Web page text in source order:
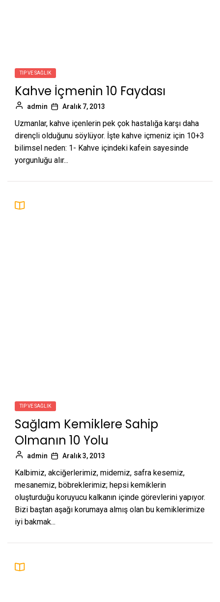
TIP VE SAĞLIK
Kahve İçmenin 10 Faydası
admin Aralık 7, 2013
Uzmanlar, kahve içenlerin pek çok hastalığa karşı daha
dirençli olduğunu söylüyor. İşte kahve içmeniz için 10+3
bilimsel neden: 1- Kahve içindeki kafein sayesinde
yorgunluğu alır...
TIP VE SAĞLIK
Sağlam Kemiklere Sahip
Olmanın 10 Yolu
admin Aralık 3, 2013
Kalbimiz, akciğerlerimiz, midemiz, safra kesemiz,
mesanemiz, böbreklerimiz; hepsi kemiklerin
oluşturduğu koruyucu kalkanın içinde görevlerini yapıyor.
Bizi baştan aşağı korumaya almış olan bu kemiklerimize
iyi bakmak...